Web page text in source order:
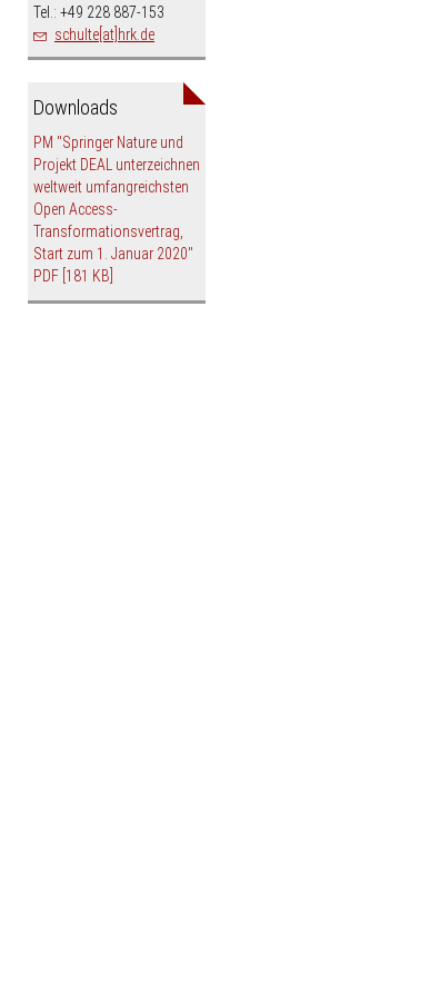
Tel.: +49 228 887-153
schulte[at]hrk.de
Downloads
PM "Springer Nature und
Projekt DEAL unterzeichnen
weltweit umfangreichsten
Open Access-
Transformationsvertrag,
Start zum 1. Januar 2020"
PDF [181 KB]